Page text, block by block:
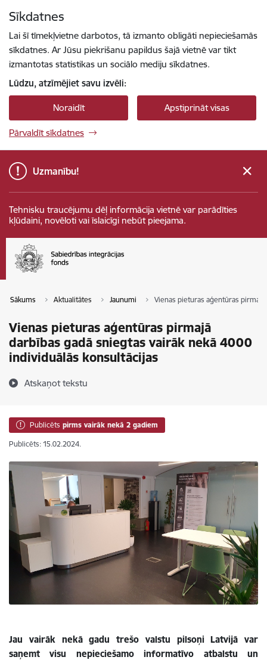
Sīkdatnes
Lai šī tīmekļvietne darbotos, tā izmanto obligāti nepieciešamās
sīkdatnes. Ar Jūsu piekrišanu papildus šajā vietnē var tikt
izmantotas statistikas un sociālo mediju sīkdatnes.
Lūdzu, atzīmējiet savu izvēli:
Noraidīt Apstiprināt visas
Pārvaldīt sīkdatnes
Uzmanību!
Tehnisku traucējumu dēļ informācija vietnē var parādīties
kļūdaini, novēloti vai īslaicīgi nebūt pieejama.
Sākums Aktualitātes Jaunumi Vienas pieturas aģentūras
Vienas pieturas aģentūras pirmajā
darbības gadā sniegtas vairāk nekā 4000
individuālās konsultācijas
Atskaņot tekstu
Publicēts pirms vairāk nekā 2 gadiem
Publicēts: 15.02.2024.
Jau vairāk nekā gadu trešo valstu pilsoņi Latvijā var
saņemt visu nepieciešamo informatīvo atbalstu un